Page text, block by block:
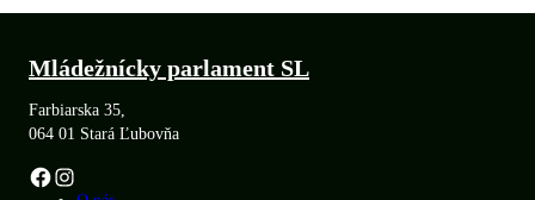
Mládežnícky parlament SL
Farbiarska 35,
064 01 Stará Ľubovňa
Facebook Instagram